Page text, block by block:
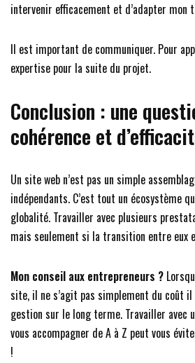
intervenir efficacement et d’adapter mon
Il est important de communiquer. Pour
expertise pour la suite du projet.
Conclusion : une
cohérence et
Un site web n’est pas un simple
indépendants. C’est tout un écosystème
globalité. Travailler avec plusieurs
mais seulement si la transition entre eux
Mon conseil aux entrepreneurs ?
site, il ne s’agit pas simplement du coût
gestion sur le long terme. Travailler avec
vous accompagner de A à Z peut vous
!